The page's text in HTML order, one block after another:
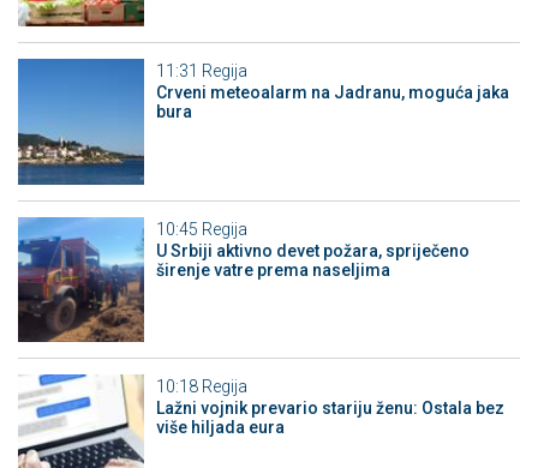
11:31 Regija
Crveni meteoalarm na Jadranu, moguća jaka
bura
10:45 Regija
U Srbiji aktivno devet požara, spriječeno
širenje vatre prema naseljima
10:18 Regija
Lažni vojnik prevario stariju ženu: Ostala bez
više hiljada eura